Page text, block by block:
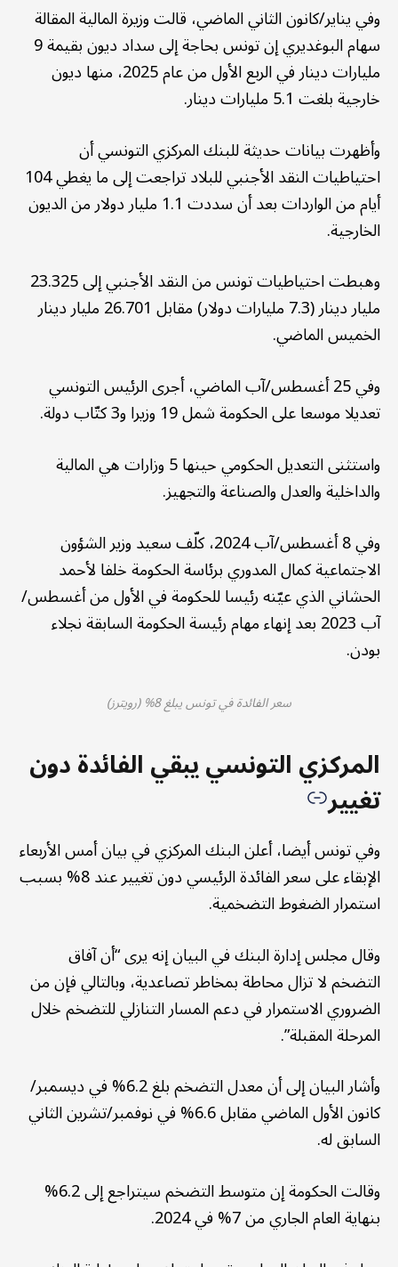
وفي يناير/كانون الثاني الماضي، قالت وزيرة المالية المقالة
سهام البوغديري إن تونس بحاجة إلى سداد ديون بقيمة 9
مليارات دينار في الربع الأول من عام 2025، منها ديون
خارجية بلغت 5.1 مليارات دينار.
وأظهرت بيانات حديثة للبنك المركزي التونسي أن
احتياطيات النقد الأجنبي للبلاد تراجعت إلى ما يغطي 104
أيام من الواردات بعد أن سددت 1.1 مليار دولار من الديون
الخارجية.
وهبطت احتياطيات تونس من النقد الأجنبي إلى 23.325
مليار دينار (7.3 مليارات دولار) مقابل 26.701 مليار دينار
الخميس الماضي.
وفي 25 أغسطس/آب الماضي، أجرى الرئيس التونسي
تعديلا موسعا على الحكومة شمل 19 وزيرا و3 كتّاب دولة.
واستثنى التعديل الحكومي حينها 5 وزارات هي المالية
والداخلية والعدل والصناعة والتجهيز.
وفي 8 أغسطس/آب 2024، كلّف سعيد وزير الشؤون
الاجتماعية كمال المدوري برئاسة الحكومة خلفا لأحمد
الحشاني الذي عيّنه رئيسا للحكومة في الأول من أغسطس/
آب 2023 بعد إنهاء مهام رئيسة الحكومة السابقة نجلاء
بودن.
سعر الفائدة في تونس يبلغ 8% (رويترز)
المركزي التونسي يبقي الفائدة دون
تغيير
وفي تونس أيضا، أعلن البنك المركزي في بيان أمس الأربعاء
الإبقاء على سعر الفائدة الرئيسي دون تغيير عند 8% بسبب
استمرار الضغوط التضخمية.
وقال مجلس إدارة البنك في البيان إنه يرى “أن آفاق
التضخم لا تزال محاطة بمخاطر تصاعدية، وبالتالي فإن من
الضروري الاستمرار في دعم المسار التنازلي للتضخم خلال
المرحلة المقبلة”.
وأشار البيان إلى أن معدل التضخم بلغ 6.2% في ديسمبر/
كانون الأول الماضي مقابل 6.6% في نوفمبر/تشرين الثاني
السابق له.
وقالت الحكومة إن متوسط التضخم سيتراجع إلى 6.2%
بنهاية العام الجاري من 7% في 2024.